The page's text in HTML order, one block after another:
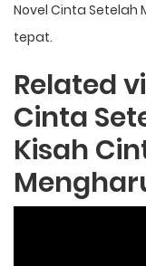
Novel Cinta Setelah
tepat.
Related
Cinta
Kisah